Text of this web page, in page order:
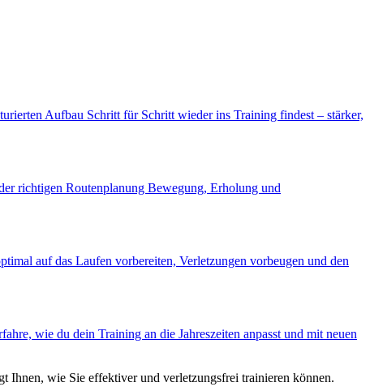
Aufbau Schritt für Schritt wieder ins Training findest – stärker,
richtigen Routenplanung Bewegung, Erholung und
auf das Laufen vorbereiten, Verletzungen vorbeugen und den
wie du dein Training an die Jahreszeiten anpasst und mit neuen
Ihnen, wie Sie effektiver und verletzungsfrei trainieren können.